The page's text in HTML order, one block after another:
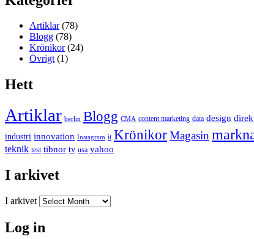
Artiklar(78)
Blogg (78)
Krönikor(24)
Övrigt(1)
Hett
Artiklar berlin Blogg CMA content marketing data design
industri innovation Instagram it KrönikorMagasin
teknik test tibnor tv usa yahoo
I arkivet
I arkivet
Log in